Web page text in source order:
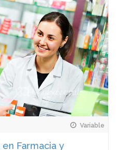
Variable
Farmacia y